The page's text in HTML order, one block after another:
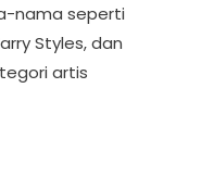
nama seperti
Styles, dan
artis